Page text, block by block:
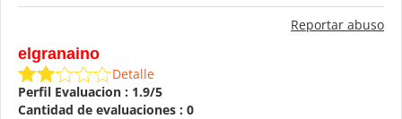
Reportar abuso
elgranaino
Detalle
Perfil Evaluacion : 1.9/5
Cantidad de evaluaciones : 0